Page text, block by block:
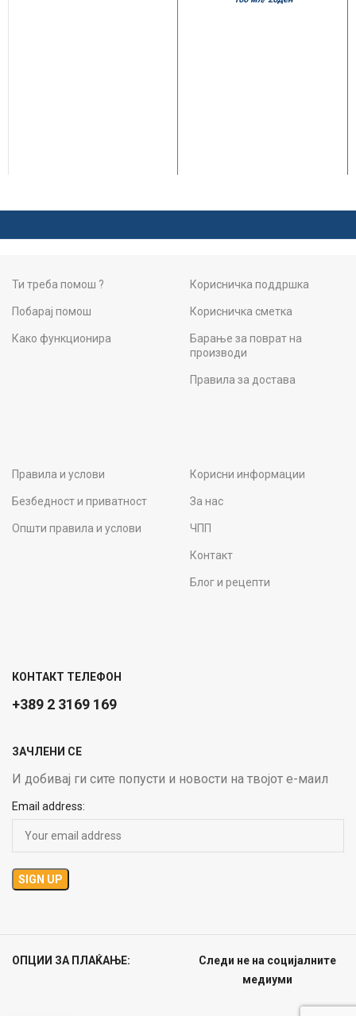
Ти треба помош ?
Побарај помош
Како функционира
Корисничка поддршка
Корисничка сметка
Барање за поврат на
производи
Правила за достава
Правила и услови
Безбедност и приватност
Општи правила и услови
Корисни информации
За нас
ЧПП
Контакт
Блог и рецепти
КОНТАКТ ТЕЛЕФОН
+389 2 3169 169
ЗАЧЛЕНИ СЕ
И добивај ги сите попусти и новости на твојот е-маил
Email address:
ОПЦИИ ЗА ПЛАЌАЊЕ:
Следи не на социјалните
медиуми